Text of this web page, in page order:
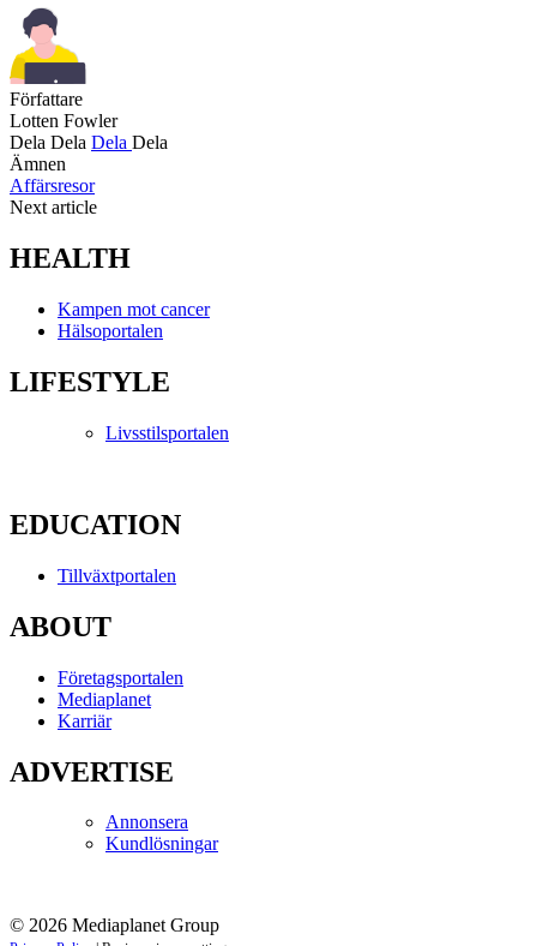
Författare
Lotten Fowler
Dela Dela Dela Dela
Ämnen
Affärsresor
Next article
HEALTH
Kampen mot cancer
Hälsoportalen
LIFESTYLE
Livsstilsportalen
EDUCATION
Tillväxtportalen
ABOUT
Företagsportalen
Mediaplanet
Karriär
ADVERTISE
Annonsera
Kundlösningar
© 2026 Mediaplanet Group